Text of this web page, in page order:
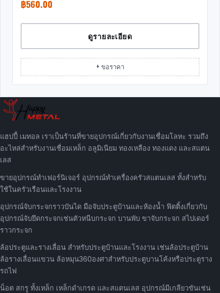
฿560.00
ดูรายละเอียด
+ ขอราคา
แฮปปี้ เมทอล เราเป็นร้านที่ขายอุปกรณ์เกี่ยวกับงานเชื่อมโลหะ รวมถึง
อะไหล่สำหรับงานเชื่อมเหล็ก อลูมิเนียม ทองเหลือง ทองแดง และสแตน
เลส
ขายอุปกรณ์ทำเฟอร์นิเจอร์ อุปกรณ์ทำเครื่องครัวสแตนเลส ทั้งสำหรับ
ใช้ในครัวเรือนและโรงงาน
อุปกรณ์จับกระจกราวบันได มือจับประตูบ้านและห้องน้ำ ฟิตติ้งเกี่ยวกับ
อุปกรณ์จับยึดกระจกเช่นตัวหนีบกระจก บานพับ ขาจับกระจก สไปเดอร์
ราวกระจก
ล้อประตูและรางเลื่อน สำหรับประตูบ้านและโรงงาน เช่นล้อประตูบ้าน
ล้อรางเลื่อนแขวน ล้อหมุน360องศาสำหรับประตูบานโค้งหรือประตูราง
รถไฟ
น็อต สกรู ทั้งเหล็ก เหล็กดำเกรด และสแตนเลส อุปกรณ์มีเกลียวขันเช่น